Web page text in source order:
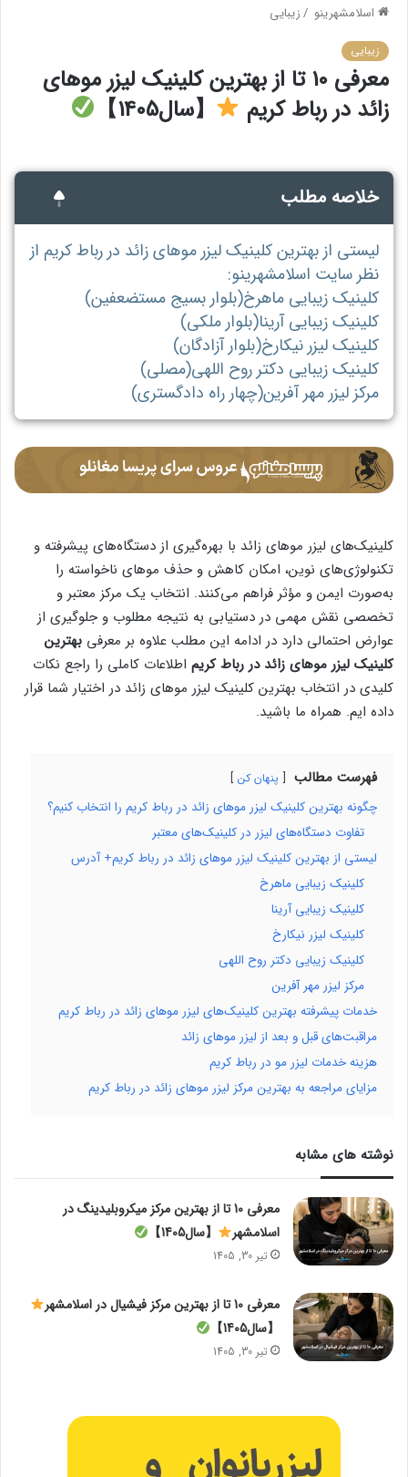
اسلامشهرینو /زیبایی
زیبایی
معرفی 10 تا از بهترین کلینیک لیزر موهای
زائد در رباط کریم
【سال1405】
خلاصه مطلب
لیستی از بهترین کلینیک لیزر موهای زائد در رباط کریم از
نظر سایت اسلامشهرینو:
کلینیک زیبایی ماهرخ(بلوار بسیج مستضعفین)
کلینیک زیبایی آرینا(بلوار ملکی)
کلینیک لیزر نیکارخ(بلوار آزادگان)
کلینیک زیبایی دکتر روح اللهی(مصلی)
مرکز لیزر مهر آفرین(چهار راه دادگستری)
کلینیک‌های لیزر موهای زائد با بهره‌گیری از دستگاه‌های پیشرفته و
تکنولوژی‌های نوین، امکان کاهش و حذف موهای ناخواسته را
به‌صورت ایمن و مؤثر فراهم می‌کنند. انتخاب یک مرکز معتبر و
تخصصی نقش مهمی در دستیابی به نتیجه مطلوب و جلوگیری از
عوارض احتمالی دارد در ادامه این مطلب علاوه بر معرفی بهترین
کلینیک لیزر موهای زائد در رباط کریم اطلاعات کاملی را راجع نکات
کلیدی در انتخاب بهترین کلینیک لیزر موهای زائد در اختیار شما قرار
داده ایم. همراه ما باشید.
فهرست مطالب پنهان کن
چگونه بهترین کلینیک لیزر موهای زائد در رباط کریم را انتخاب کنیم؟
تفاوت دستگاه‌های لیزر در کلینیک‌های معتبر
لیستی از بهترین کلینیک لیزر موهای زائد در رباط کریم+ آدرس
کلینیک زیبایی ماهرخ
کلینیک زیبایی آرینا
کلینیک لیزر نیکارخ
کلینیک زیبایی دکتر روح اللهی
مرکز لیزر مهر آفرین
خدمات پیشرفته بهترین کلینیک‌های لیزر موهای زائد در رباط کریم
مراقبت‌های قبل و بعد از لیزر موهای زائد
هزینه خدمات لیزر مو در رباط کریم
مزایای مراجعه به بهترین مرکز لیزر موهای زائد در رباط کریم
نوشته های مشابه
معرفی 10 تا از بهترین مرکز میکروبلیدینگ در
اسلامشهر
【سال1405】
تیر 30, 1405
معرفی 10 تا از بهترین مرکز فیشیال در اسلامشهر
【سال1405】
تیر 30, 1405